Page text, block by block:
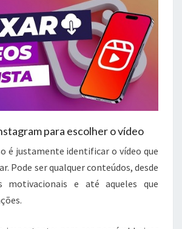
para escolher o vídeo
é justamente identificar o vídeo que
Pode ser qualquer conteúdos, desde
motivacionais e até aqueles que